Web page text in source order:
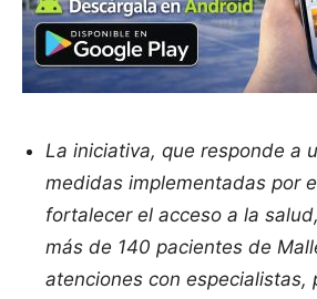
La iniciativa, que responde a
medidas implementadas por
fortalecer el acceso a la
más de 140 pacientes de
atenciones con especialistas,